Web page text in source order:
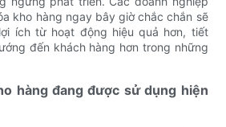
kho hàng ngay bây giờ chắc chắn sẽ
ích từ hoạt động hiệu quả hơn, tiết
đến khách hàng hơn trong những
hàng đang được sử dụng hiện